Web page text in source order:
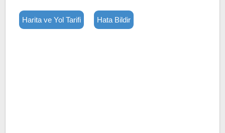
Harita ve Yol Tarifi Hata Bildir